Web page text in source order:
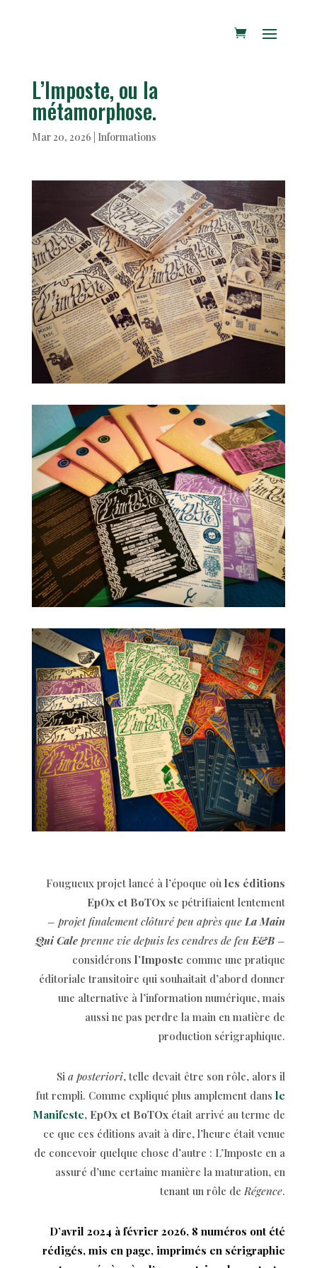
Maison d’édition qui aspire à tramer un dialogue entre
L’Imposte, ou la
métamorphose.
Mar 20, 2026 Informations
Fougueux projet lancé à l’époque oùles éditions
EpOx et BoTOx se pétrifiaient lentement
– projet finalement clôturé peu après queLa Main
Qui Cale prenne vie depuis les cendres de feuE&B –
considéronsl’Imposte comme une pratique
éditoriale transitoire qui souhaitait d’abord donner
une alternative à l’information numérique, mais
aussi ne pas perdre la main en matière de
production sérigraphique.
Sia posteriori, telle devait être son rôle, alors il
fut rempli. Comme expliqué plus amplement dansle
Manifeste, EpOx et BoTOx était arrivé au terme de
ce que ces éditions avait à dire, l’heure était venue
de concevoir quelque chose d’autre : L’Imposte en a
assuré d’une certaine manière la maturation, en
tenant un rôle deRégence.
D’avril 2024 à février 2026, 8 numéros ont été
rédigés, mis en page, imprimés en sérigraphie